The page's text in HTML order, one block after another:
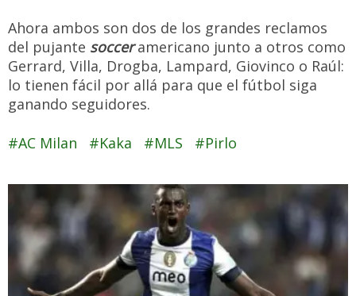
Ahora ambos son dos de los grandes reclamos
del pujante socceramericano junto a otros como
Gerrard, Villa, Drogba, Lampard, Giovinco o Raúl:
lo tienen fácil por allá para que el fútbol siga
ganando seguidores.
AC Milan Kaka MLS Pirlo